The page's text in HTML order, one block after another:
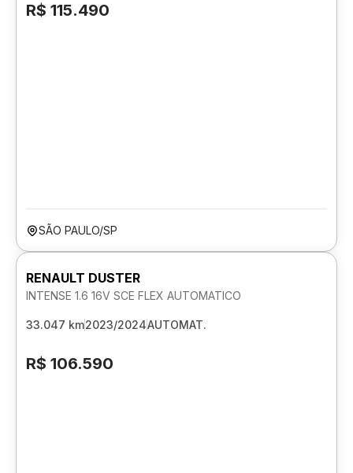
R$ 115.490
SÃO PAULO/SP
RENAULT DUSTER
INTENSE 1.6 16V SCE FLEX AUTOMATICO
33.047 km2023/2024AUTOMAT.
R$ 106.590